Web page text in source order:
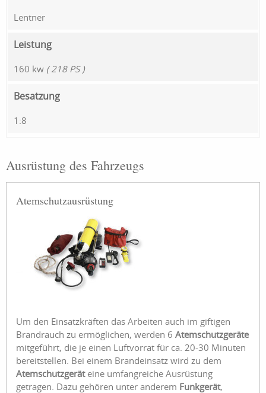
Lentner
Leistung
160 kw ( 218 PS )
Besatzung
1:8
Ausrüstung des Fahrzeugs
Atemschutzausrüstung
Um den Einsatzkräften das Arbeiten auch im giftigen
Brandrauch zu ermöglichen, werden 6 Atemschutzgeräte
mitgeführt, die je einen Luftvorrat für ca. 20-30 Minuten
bereitstellen. Bei einem Brandeinsatz wird zu dem
Atemschutzgeräteine umfangreiche Ausrüstung
getragen. Dazu gehören unter anderem Funkgerät,